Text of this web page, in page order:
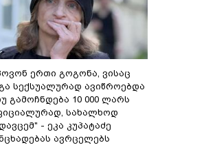
ერთი გოგონა, ვისაც
სექსუალურად ავიწროებდა
გამოჩნდება 10 000 ლარს
სახალხოდ
- ეკა კუპატაძე
ავრცელებს